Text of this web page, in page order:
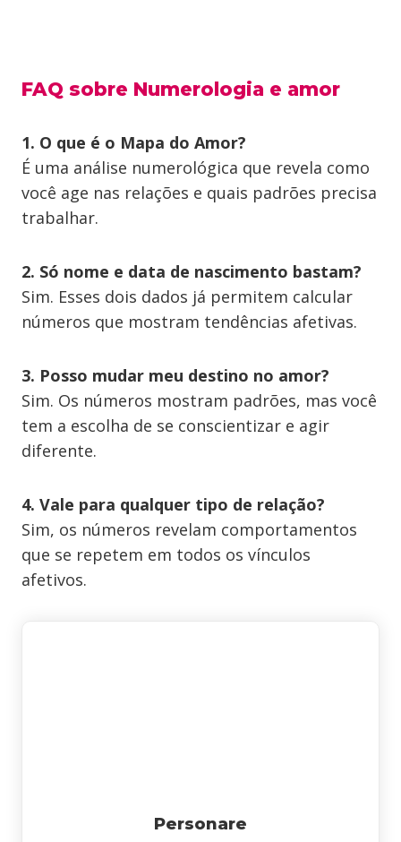
FAQ sobre Numerologia e amor
1. O que é o Mapa do Amor?
É uma análise numerológica que revela como
você age nas relações e quais padrões precisa
trabalhar.
2. Só nome e data de nascimento bastam?
Sim. Esses dois dados já permitem calcular
números que mostram tendências afetivas.
3. Posso mudar meu destino no amor?
Sim. Os números mostram padrões, mas você
tem a escolha de se conscientizar e agir
diferente.
4. Vale para qualquer tipo de relação?
Sim, os números revelam comportamentos
que se repetem em todos os vínculos
afetivos.
Personare